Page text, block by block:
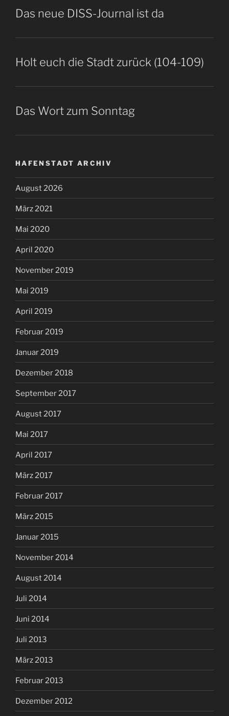
Das neue DISS-Journal ist da
Holt euch die Stadt zurück (104-109)
Das Wort zum Sonntag
HAFENSTADT ARCHIV
August 2026
März 2021
Mai 2020
April 2020
November 2019
Mai 2019
April 2019
Februar 2019
Januar 2019
Dezember 2018
September 2017
August 2017
Mai 2017
April 2017
März 2017
Februar 2017
März 2015
Januar 2015
November 2014
August 2014
Juli 2014
Juni 2014
Juli 2013
März 2013
Februar 2013
Dezember 2012